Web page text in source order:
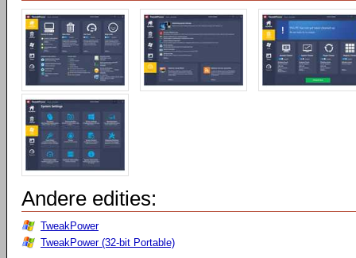
Andere edities:
TweakPower
TweakPower (32-bit Portable)